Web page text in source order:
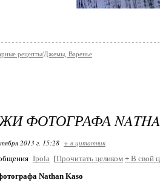
рецепты/Джемы, Варенье
ФОТОГРАФА
2013 г. 15:28 + в цитатник
Ipola [Прочитать целиком + В свой
Nathan Kaso